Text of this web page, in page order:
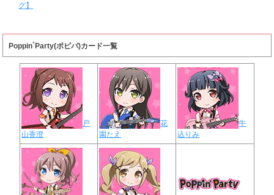
グ】
Poppin`Party(ポピパ)カード一覧
戸
山香澄
花
園たえ
牛
込りみ